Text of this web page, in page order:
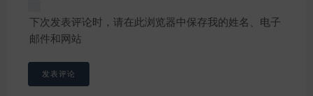
下次发表评论时，请在此浏览器中保存我的姓名、电子
邮件和网站